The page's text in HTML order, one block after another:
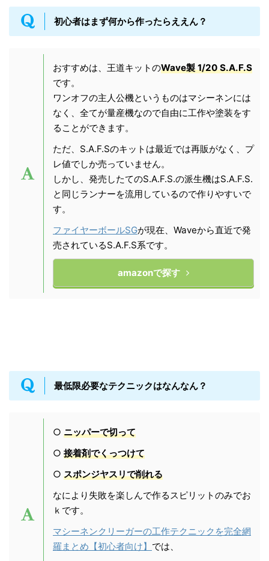
初心者はまず何から作ったらええん？
おすすめは、王道キットのWave製 1/20 S.A.F.S
です。
ワンオフの主人公機というものはマシーネンには
なく、全てが量産機なので自由に工作や塗装をす
ることができます。
ただ、S.A.F.Sのキットは最近では再販がなく、プ
レ値でしか売っていません。
しかし、発売したてのS.A.F.S.の派生機はS.A.F.S.
と同じランナーを流用しているので作りやすいで
す。
ファイヤーボールSGが現在、Waveから直近で発
売されているS.A.F.S系です。
amazonで探す
最低限必要なテクニックはなんなん？
○ ニッパーで切って
○ 接着剤でくっつけて
○ スポンジヤスリで削れる
なにより失敗を楽しんで作るスピリットのみでお
ｋです。
マシーネンクリーガーの工作テクニックを完全網
羅まとめ【初心者向け】 では、